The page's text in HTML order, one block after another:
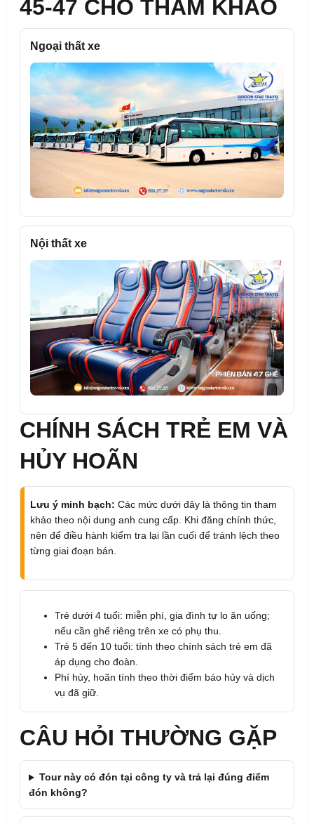
45-47 CHỖ THAM KHẢO
Ngoại thất xe
Nội thất xe
CHÍNH SÁCH TRẺ EM VÀ
HỦY HOÃN
Lưu ý minh bạch: Các mức dưới đây là thông tin tham
khảo theo nội dung anh cung cấp. Khi đăng chính thức,
nên để điều hành kiểm tra lại lần cuối để tránh lệch theo
từng giai đoạn bán.
Trẻ dưới 4 tuổi: miễn phí, gia đình tự lo ăn uống;
nếu cần ghế riêng trên xe có phụ thu.
Trẻ 5 đến 10 tuổi: tính theo chính sách trẻ em đã
áp dụng cho đoàn.
Phí hủy, hoãn tính theo thời điểm báo hủy và dịch
vụ đã giữ.
CÂU HỎI THƯỜNG GẶP
Tour này có đón tại công ty và trả lại đúng điểm
đón không?